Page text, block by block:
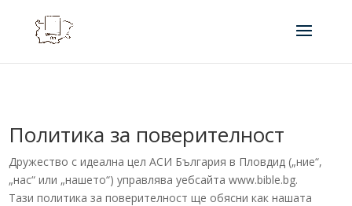
Политика за поверителност
Дружество с идеална цел АСИ България в Пловдид („ние“,
„нас“ или „нашето“) управлява уебсайта www.bible.bg.
Тази политика за поверителност ще обясни как нашата